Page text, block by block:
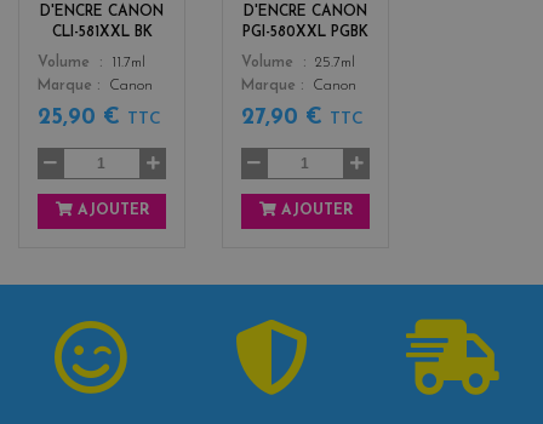
D'ENCRE CANON
CLI-581XXL BK
Color
Volume
11.7ml
Marque
Canon
25,90 € TTC
AJOUTER
D'ENCRE CANON
PGI-580XXL PGBK
Color
Volume
25.7ml
Marque
Canon
27,90 € TTC
AJOUTER